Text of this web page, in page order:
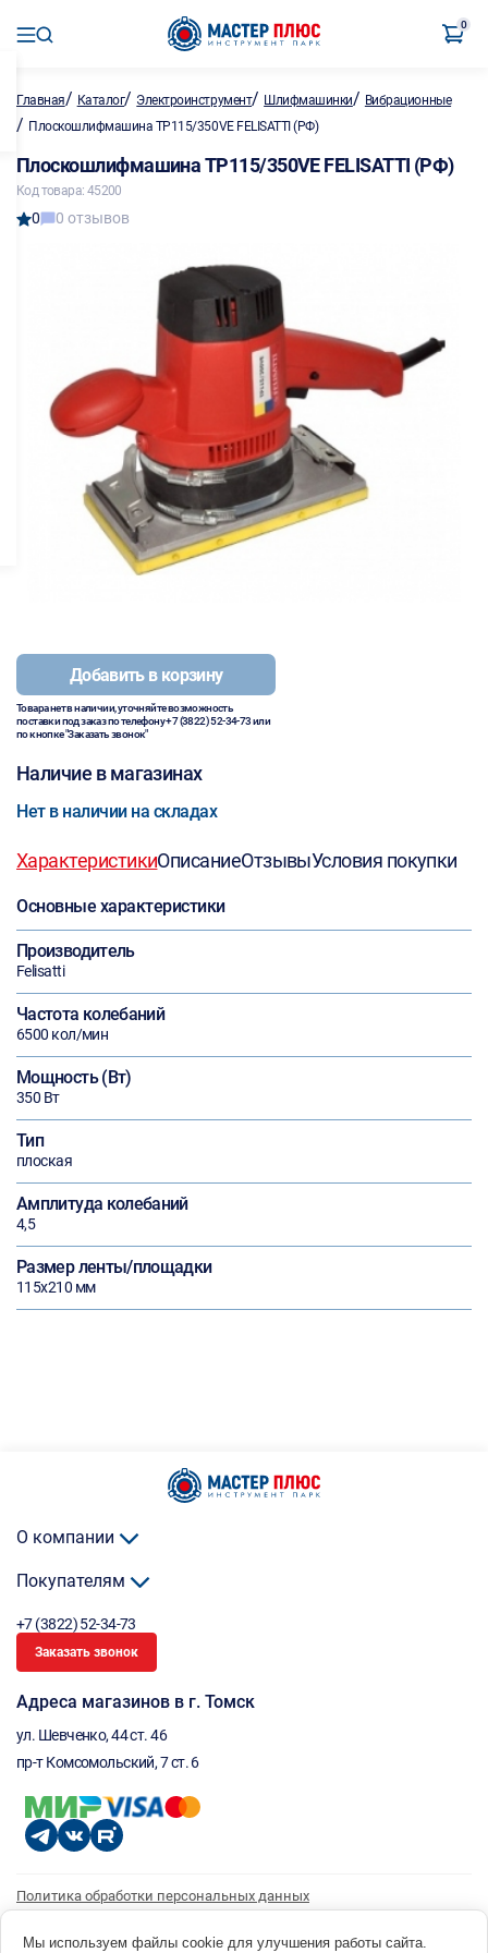
0
Главная/ Каталог/ Электроинструмент/ Шлифмашинки/ Вибрационные
/ Плоскошлифмашина TP115/350VE FELISATTI (РФ)
Плоскошлифмашина TP115/350VE FELISATTI (РФ)
Код товара: 45200
0 0 отзывов
Добавить в корзину
Товара нет в наличии, уточняйте возможность
поставки под заказ по телефону+7 (3822) 52-34-73или
по кнопке "Заказать звонок"
Наличие в магазинах
Нет в наличии на складах
ХарактеристикиОписаниеОтзывыУсловия покупки
Основные характеристики
Производитель
Felisatti
Частота колебаний
6500 кол/мин
Мощность (Вт)
350 Вт
Тип
плоская
Амплитуда колебаний
4,5
Размер ленты/площадки
115х210 мм
О компании
Покупателям
+7 (3822) 52-34-73
Заказать звонок
Адреса магазинов в г. Томск
ул. Шевченко, 44 ст. 46
пр-т Комсомольский, 7 ст. 6
Политика обработки персональных данных
Согласие на получение рассылки
Мы используем файлы cookie для улучшения работы сайта.